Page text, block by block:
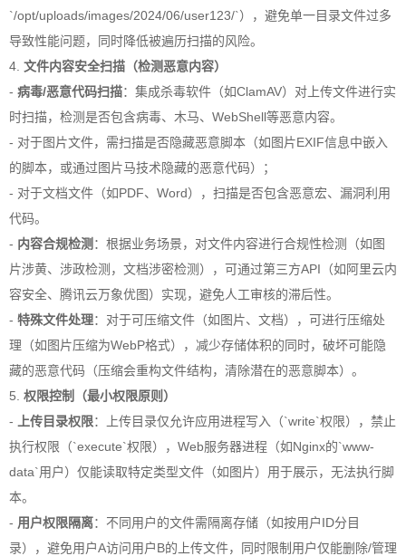
`/opt/uploads/images/2024/06/user123/`），避免单一目录文件过多
导致性能问题，同时降低被遍历扫描的风险。
4. 文件内容安全扫描（检测恶意内容）
- 病毒/恶意代码扫描：集成杀毒软件（如ClamAV）对上传文件进行实
时扫描，检测是否包含病毒、木马、WebShell等恶意内容。
- 对于图片文件，需扫描是否隐藏恶意脚本（如图片EXIF信息中嵌入
的脚本，或通过图片马技术隐藏的恶意代码）；
- 对于文档文件（如PDF、Word），扫描是否包含恶意宏、漏洞利用
代码。
- 内容合规检测 ：根据业务场景，对文件内容进行合规性检测（如图
片涉黄、涉政检测，文档涉密检测），可通过第三方API（如阿里云内
容安全、腾讯云万象优图）实现，避免人工审核的滞后性。
- 特殊文件处理：对于可压缩文件（如图片、文档），可进行压缩处
理（如图片压缩为WebP格式），减少存储体积的同时，破坏可能隐
藏的恶意代码（压缩会重构文件结构，清除潜在的恶意脚本）。
5. 权限控制（最小权限原则）
-
上传目录权限：上传目录仅允许应用进程写入（`write`权限），禁止
执行权限（`execute`权限），Web服务器进程（如Nginx的`www-
data`用户）仅能读取特定类型文件（如图片）用于展示，无法执行脚
本。
- 用户权限隔离：不同用户的文件需隔离存储（如按用户ID分目
录），避免用户A访问用户B的上传文件，同时限制用户仅能删除/管理